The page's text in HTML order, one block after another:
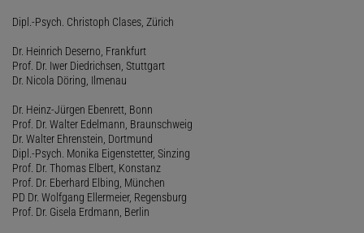
Dipl.-Psych. Christoph Clases, Zürich
Dr. Heinrich Deserno, Frankfurt
Prof. Dr. Iwer Diedrichsen, Stuttgart
Dr. Nicola Döring, Ilmenau
Dr. Heinz-Jürgen Ebenrett, Bonn
Prof. Dr. Walter Edelmann, Braunschweig
Dr. Walter Ehrenstein, Dortmund
Dipl.-Psych. Monika Eigenstetter, Sinzing
Prof. Dr. Thomas Elbert, Konstanz
Prof. Dr. Eberhard Elbing, München
PD Dr. Wolfgang Ellermeier, Regensburg
Prof. Dr. Gisela Erdmann, Berlin